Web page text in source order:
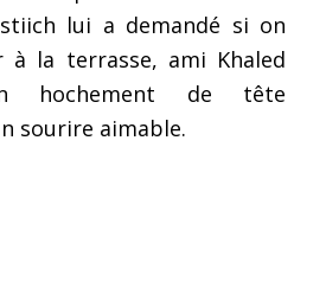
lui a demandé si on
à la terrasse, ami Khaled
hochement de tête
sourire aimable.